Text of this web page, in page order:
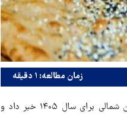
زمان مطالعه: ۱ دقیقه
به گزارش قدس، اتحادیه نانوایان بجنورد از ابلاغ نرخ‌های جدید انواع نان در خراسان شمالی برای سال ۱۴۰۵ خبر داد و